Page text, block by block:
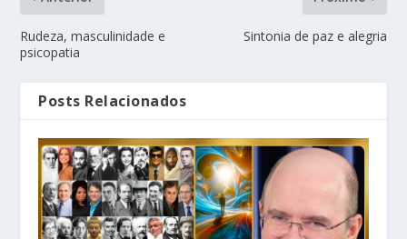
Rudeza, masculinidade e
psicopatia
Sintonia de paz e alegria
Posts Relacionados